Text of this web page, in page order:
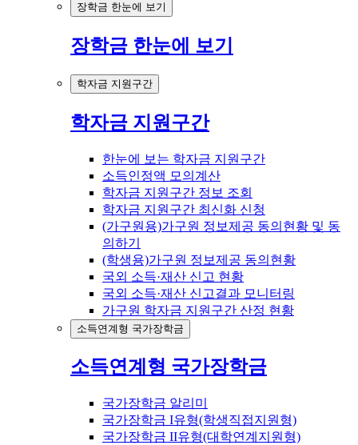
장학금 한눈에 보기
장학금 한눈에 보기
학자금 지원구간
학자금 지원구간
한눈에 보는 학자금 지원구간
소득인정액 모의계산
학자금 지원구간 정보 조회
학자금 지원구간 최신화 신청
(가구원용)가구원 정보제공 동의현황 및 동
의하기
(학생용)가구원 정보제공 동의현황
국외 소득·재산 신고 현황
국외 소득·재산 신고결과 모니터링
가구원 학자금 지원구간 산정 현황
소득연계형 국가장학금
소득연계형 국가장학금
국가장학금 알리미
국가장학금 I유형(학생직접지원형)
국가장학금 II유형(대학연계지원형)